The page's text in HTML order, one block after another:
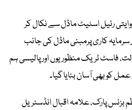
رئیل اسٹیٹ ماڈل سے نکال کر
سرمایہ کاری پرمبنی ماڈل کی جانب
فاسٹ ٹریک منظوریوں اور پالیسی ہم
کو بھی آسان بنایا گیا۔
بزنس پارک، علامہ اقبال انڈسٹریل